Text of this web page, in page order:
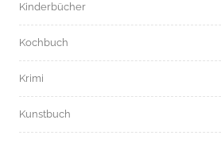
Kinderbücher
Kochbuch
Krimi
Kunstbuch